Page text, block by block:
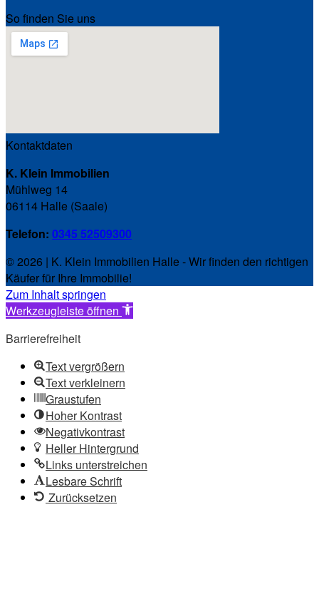
So finden Sie uns
Kontaktdaten
K. Klein Immobilien
Mühlweg 14
06114 Halle (Saale)
Telefon: 0345 52509300
© 2026 | K. Klein Immobilien Halle - Wir finden den richtigen
Käufer für Ihre Immobilie!
Zum Inhalt springen
Werkzeugleiste öffnen
Barrierefreiheit
Text vergrößern
Text verkleinern
Graustufen
Hoher Kontrast
Negativkontrast
Heller Hintergrund
Links unterstreichen
Lesbare Schrift
Zurücksetzen